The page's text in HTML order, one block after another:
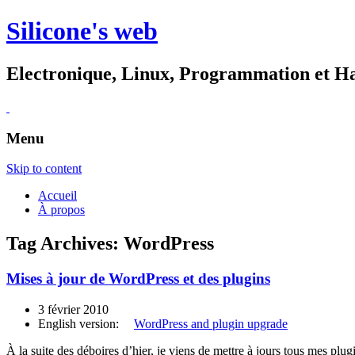
Silicone's web
Electronique, Linux, Programmation et
Menu
Skip to content
Accueil
À propos
Tag Archives: WordPress
Mises à jour de WordPress et des plugins
3 février 2010
English version:
WordPress and plugin upgrade
À la suite des déboires d’hier, je viens de mettre à jours tous mes